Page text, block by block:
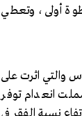
أولى، وتعطي
والتي اثرت على
انعدام توفر